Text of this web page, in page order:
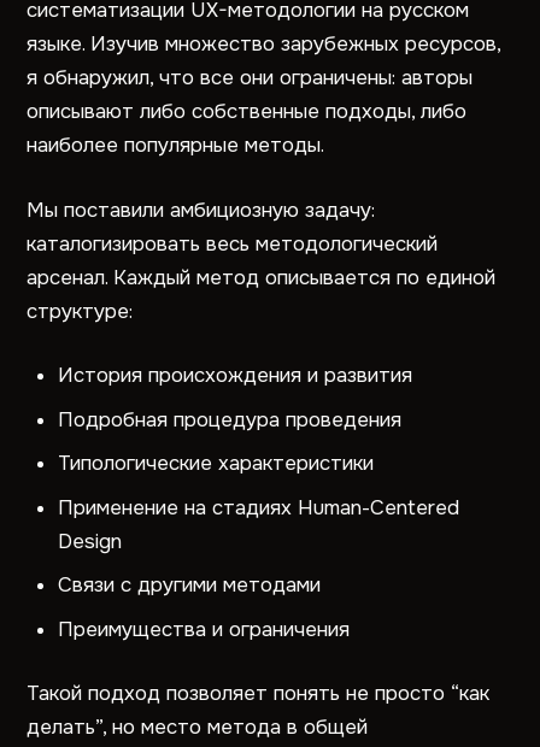
систематизации UX-методологии на русском
языке. Изучив множество зарубежных ресурсов,
я обнаружил, что все они ограничены: авторы
описывают либо собственные подходы, либо
наиболее популярные методы.
Мы поставили амбициозную задачу:
каталогизировать весь методологический
арсенал. Каждый метод описывается по единой
структуре:
История происхождения и развития
Подробная процедура проведения
Типологические характеристики
Применение на стадиях Human-Centered
Design
Связи с другими методами
Преимущества и ограничения
Такой подход позволяет понять не просто “как
делать”, но место метода в общей